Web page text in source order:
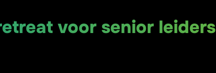
voor senior leiders